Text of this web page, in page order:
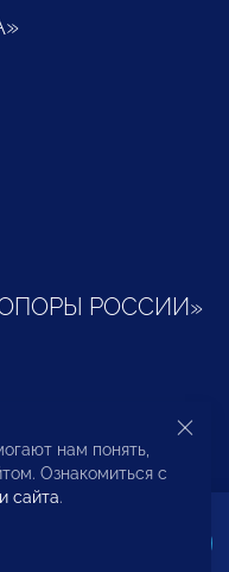
РОССИИ»
и
нам понять,
Ознакомиться с
сайта.